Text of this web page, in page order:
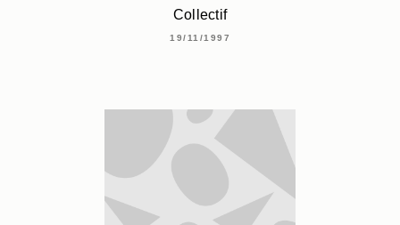
Collectif
19/11/1997